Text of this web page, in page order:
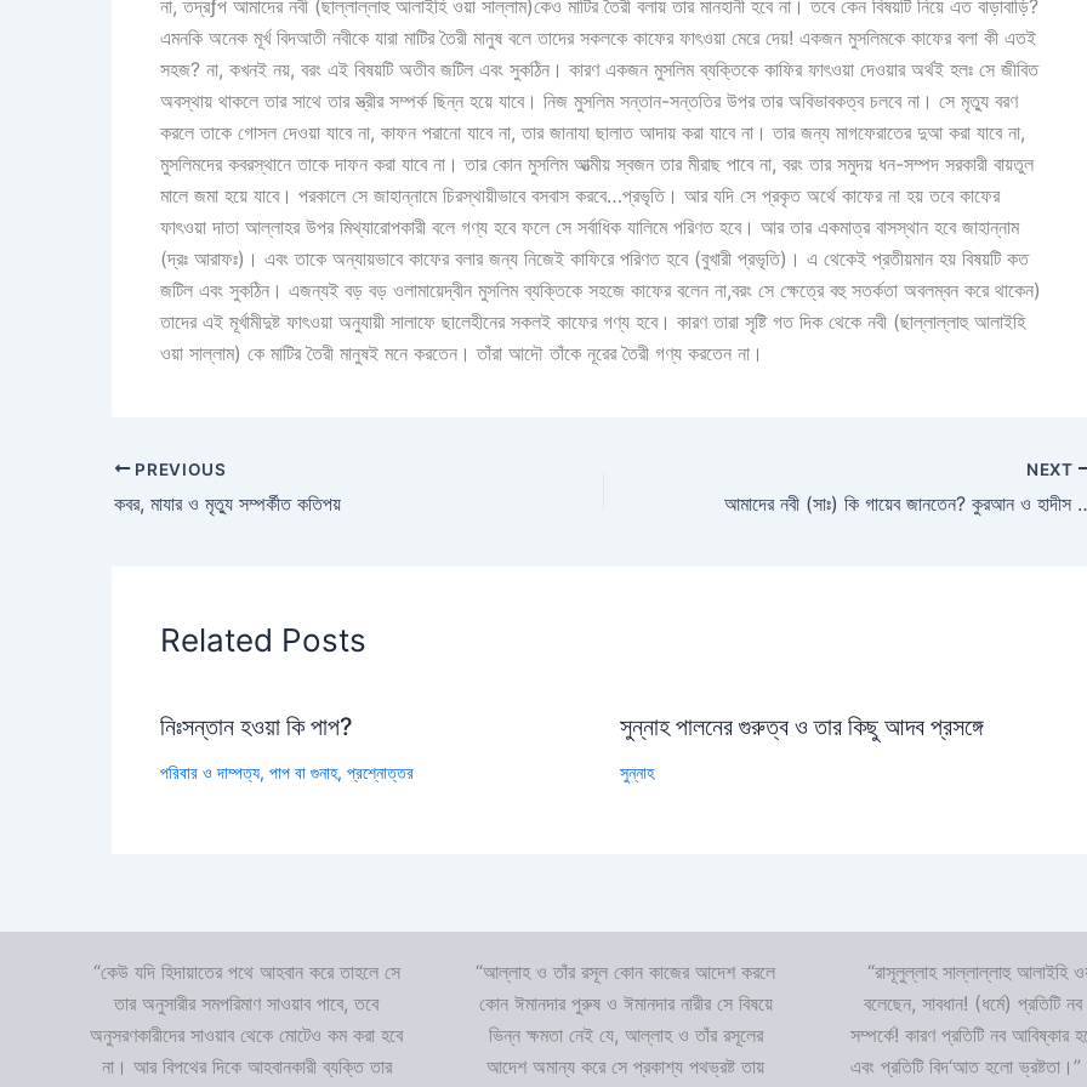
না, তদ্রƒপ আমাদের নবী (ছাল্লাল্লাহু আলাইহি ওয়া সাল্লাম)কেও মাটির তৈরী বলায় তার মানহানী হবে না। তবে কেন বিষয়টি নিয়ে এত বাড়াবাড়ি?
এমনকি অনেক মূর্খ বিদআতী নবীকে যারা মাটির তৈরী মানুষ বলে তাদের সকলকে কাফের ফাৎওয়া মেরে দেয়! একজন মুসলিমকে কাফের বলা কী এতই
সহজ? না, কখনই নয়, বরং এই বিষয়টি অতীব জটিল এবং সুকঠিন। কারণ একজন মুসলিম ব্যক্তিকে কাফির ফাৎওয়া দেওয়ার অর্থই হলঃ সে জীবিত
অবস্থায় থাকলে তার সাথে তার স্ত্রীর সম্পর্ক ছিন্ন হয়ে যাবে। নিজ মুসলিম সন্তান-সন্ততির উপর তার অবিভাবকত্ব চলবে না। সে মৃত্যু বরণ
করলে তাকে গোসল দেওয়া যাবে না, কাফন পরানো যাবে না, তার জানাযা ছালাত আদায় করা যাবে না। তার জন্য মাগফেরাতের দুআ করা যাবে না,
মুসলিমদের কবরস্থানে তাকে দাফন করা যাবে না। তার কোন মুসলিম আত্মীয় স্বজন তার মীরাছ পাবে না, বরং তার সমুদয় ধন-সম্পদ সরকারী বায়তুল
মালে জমা হয়ে যাবে। পরকালে সে জাহান্নামে চিরস্থায়ীভাবে বসবাস করবে…প্রভৃতি। আর যদি সে প্রকৃত অর্থে কাফের না হয় তবে কাফের
ফাৎওয়া দাতা আল্লাহর উপর মিথ্যারোপকারী বলে গণ্য হবে ফলে সে সর্বাধিক যালিমে পরিণত হবে। আর তার একমাত্র বাসস্থান হবে জাহান্নাম
(দ্রঃ আরাফঃ)। এবং তাকে অন্যায়ভাবে কাফের বলার জন্য নিজেই কাফিরে পরিণত হবে (বুখারী প্রভৃতি)। এ থেকেই প্রতীয়মান হয় বিষয়টি কত
জটিল এবং সুকঠিন। এজন্যই বড় বড় ওলামায়েদ্বীন মুসলিম ব্যক্তিকে সহজে কাফের বলেন না,বরং সে ক্ষেত্রে বহু সতর্কতা অবলম্বন করে থাকেন)
তাদের এই মূর্খামীদুষ্ট ফাৎওয়া অনুযায়ী সালাফে ছালেহীনের সকলই কাফের গণ্য হবে। কারণ তারা সৃষ্টি গত দিক থেকে নবী (ছাল্লাল্লাহু আলাইহি
ওয়া সাল্লাম) কে মাটির তৈরী মানুষই মনে করতেন। তাঁরা আদৌ তাঁকে নূরের তৈরী গণ্য করতেন না।
PREVIOUS
কবর, মাযার ও মৃত্যু সম্পর্কীত কতিপয়
NEXT
আমাদের নবী (সাঃ) কি
Related Posts
নিঃসন্তান হওয়া কি পাপ?
পরিবার ও দাম্পত্য, পাপ বা গুনাহ, প্রশ্নোত্তর
সুন্নাহ পালনের গুরুত্ব ও তার কিছু আদব প্রসঙ্গে
সুন্নাহ
“কেউ যদি হিদায়াতের পথে আহবান করে তাহলে সে
তার অনুসারীর সমপরিমাণ সাওয়াব পাবে, তবে
অনুসরণকারীদের সাওয়াব থেকে মোটেও কম করা হবে
না। আর বিপথের দিকে আহবানকারী ব্যক্তি তার
“আল্লাহ ও তাঁর রসূল কোন কাজের আদেশ করলে
কোন ঈমানদার পুরুষ ও ঈমানদার নারীর সে বিষয়ে
ভিন্ন ক্ষমতা নেই যে, আল্লাহ ও তাঁর রসূলের
আদেশ অমান্য করে সে প্রকাশ্য পথভ্রষ্ট তায়
“রাসূলুল্লাহ সাল্লাল্লাহু আলাইহি
বলেছেন, সাবধান! (ধর্মে) প্রতিটি
সম্পর্কে! কারণ প্রতিটি নব আবিষ্কার
এবং প্রতিটি বিদ‘আত হলো